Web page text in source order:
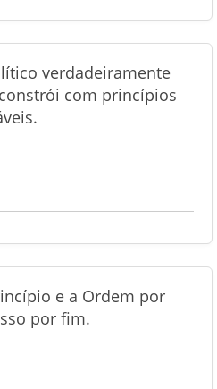
verdadeiramente
com princípios
e a Ordem por
por fim.